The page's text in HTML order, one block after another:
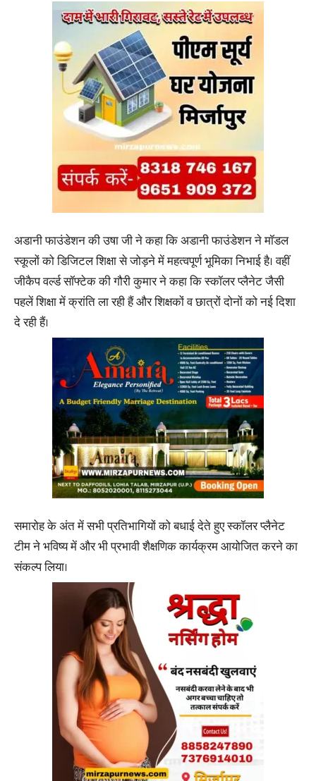
अडानी फाउंडेशन की उषा जी ने कहा कि अडानी फाउंडेशन ने मॉडल
स्कूलों को डिजिटल शिक्षा से जोड़ने में महत्वपूर्ण भूमिका निभाई है। वहीं
जीकैप वर्ल्ड सॉफ्टेक की गौरी कुमार ने कहा कि स्कॉलर प्लैनेट जैसी
पहलें शिक्षा में क्रांति ला रही हैं और शिक्षकों व छात्रों दोनों को नई दिशा
दे रही हैं।
समारोह के अंत में सभी प्रतिभागियों को बधाई देते हुए स्कॉलर प्लैनेट
टीम ने भविष्य में और भी प्रभावी शैक्षणिक कार्यक्रम आयोजित करने का
संकल्प लिया।